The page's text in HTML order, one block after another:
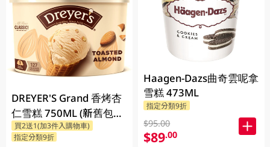
DREYER'S Grand 香烤杏
仁雪糕 750ML (新舊包裝
隨機發貨)
買2送1(加3件入購物車)
指定分類9折
Haagen-Dazs曲奇雲呢拿
雪糕 473ML
指定分類9折
$95.00
$89.00